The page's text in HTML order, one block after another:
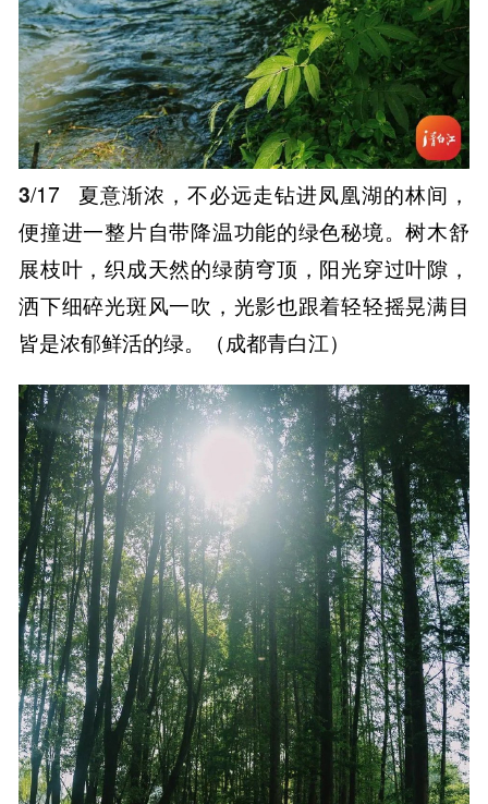
3/17
夏意渐浓，不必远走钻进凤凰湖的林间，
便撞进一整片自带降温功能的绿色秘境。树木舒
展枝叶，织成天然的绿荫穹顶，阳光穿过叶隙，
洒下细碎光斑风一吹，光影也跟着轻轻摇晃满目
皆是浓郁鲜活的绿。（成都青白江）